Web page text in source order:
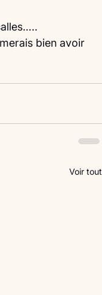
bien avoir
Voir tout